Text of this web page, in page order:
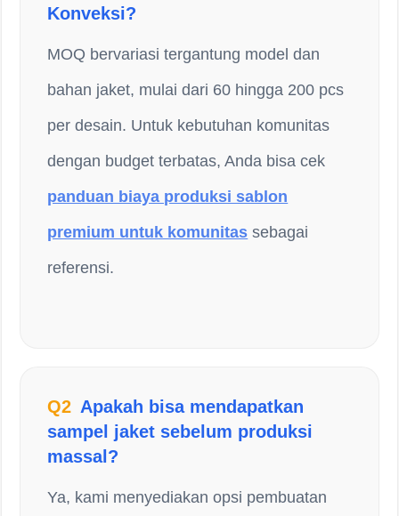
Konveksi?
MOQ bervariasi tergantung model dan
bahan jaket, mulai dari 60 hingga 200 pcs
per desain. Untuk kebutuhan komunitas
dengan budget terbatas, Anda bisa cek
panduan biaya produksi sablon
premium untuk komunitas sebagai
referensi.
Q2 Apakah bisa mendapatkan
sampel jaket sebelum produksi
massal?
Ya, kami menyediakan opsi pembuatan